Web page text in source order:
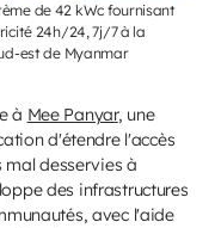
de 42 kWc fournisant
24h/24, 7j/7 à la
est de Myanmar
à Mee Panyar, une
d'étendre l'accès
mal desservies à
des infrastructures
avec l'aide